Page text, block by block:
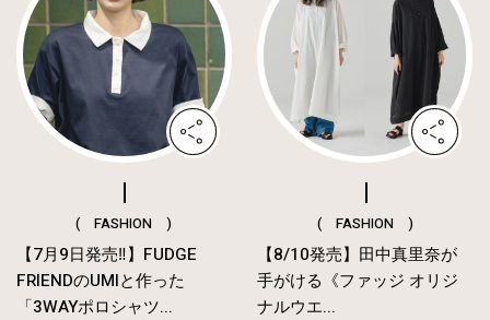
( FASHION )
【7月9日発売‼︎】FUDGE
FRIENDのUMIと作った
「3WAYポロシャツ...
( FASHION )
【8/10発売】田中真里奈が
手がける《ファッジ オリジ
ナルウエ...